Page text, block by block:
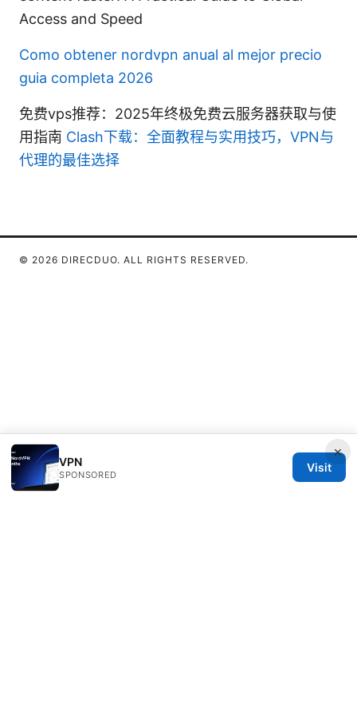
Access and Speed
Como obtener nordvpn anual al mejor precio
guia completa 2026
免费vps推荐：2025年终极免费云服务器获取与使
用指南 Clash下载：全面教程与实用技巧，VPN与
代理的最佳选择
×
VPN
SPONSORED
Visit
© 2026 DIRECDUO. ALL RIGHTS RESERVED.